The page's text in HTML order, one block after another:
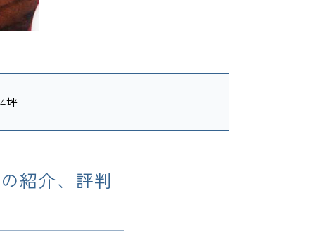
坪
紹介、評判